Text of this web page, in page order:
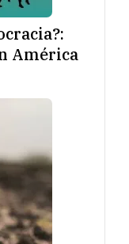
América